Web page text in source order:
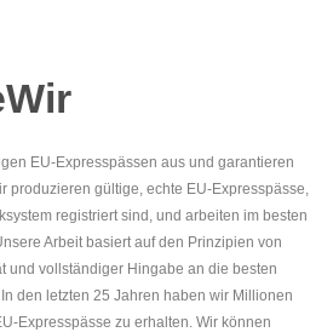
EU-Expresspässen aus und garantieren
produzieren gültige, echte EU-Expresspässe,
registriert sind, und arbeiten im besten
Arbeit basiert auf den Prinzipien von
und vollständiger Hingabe an die besten
den letzten 25 Jahren haben wir Millionen
Expresspässe zu erhalten. Wir können